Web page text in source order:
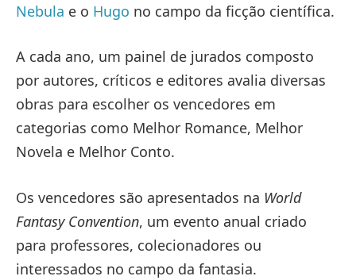
Nebula e o Hugo no campo da ficção científica.
A cada ano, um painel de jurados composto
por autores, críticos e editores avalia diversas
obras para escolher os vencedores em
categorias como Melhor Romance, Melhor
Novela e Melhor Conto.
Os vencedores são apresentados na World
Fantasy Convention, um evento anual criado
para professores, colecionadores ou
interessados no campo da fantasia.